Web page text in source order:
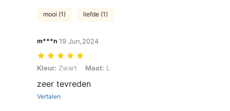
mooi (1) liefde (1)
m***n 19 Jun,2024
Kleur: Zwart, Maat: L
Kleur: Zwart Maat: L
zeer tevreden
Vertalen